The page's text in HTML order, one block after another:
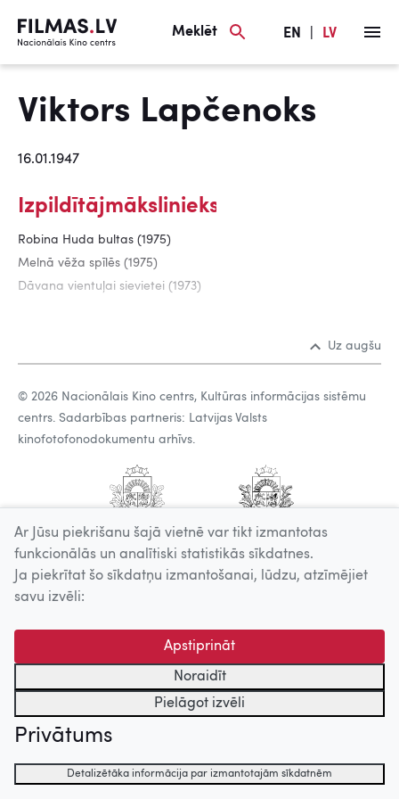
Meklēt EN LV
Viktors Lapčenoks
16.01.1947
Izpildītājmākslinieks
Robina Huda bultas (1975)
Melnā vēža spīlēs (1975)
Dāvana vientuļai sievietei (1973)
Uz augšu
© 2026 Nacionālais Kino centrs, Kultūras informācijas sistēmu
centrs. Sadarbības partneris: Latvijas Valsts
kinofotofonodokumentu arhīvs.
Ar Jūsu piekrišanu šajā vietnē var tikt izmantotas
funkcionālās un analītiski statistikās sīkdatnes.
Ja piekrītat šo sīkdatņu izmantošanai, lūdzu, atzīmējiet
savu izvēli:
Apstiprināt
Noraidīt
Pielāgot izvēli
Privātums
Detalizētāka informācija par izmantotajām sīkdatnēm